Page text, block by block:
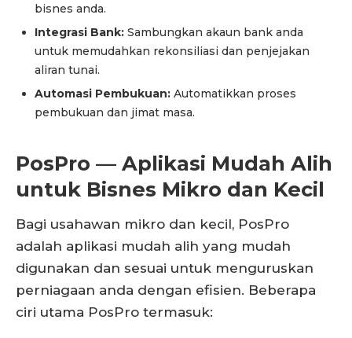
bisnes anda.
Integrasi Bank: Sambungkan akaun bank anda
untuk memudahkan rekonsiliasi dan penjejakan
aliran tunai.
Automasi Pembukuan: Automatikkan proses
pembukuan dan jimat masa.
PosPro — Aplikasi Mudah Alih
untuk Bisnes Mikro dan Kecil
Bagi usahawan mikro dan kecil, PosPro
adalah aplikasi mudah alih yang mudah
digunakan dan sesuai untuk menguruskan
perniagaan anda dengan efisien. Beberapa
ciri utama PosPro termasuk: